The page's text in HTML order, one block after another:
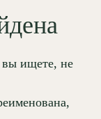
ищете, не